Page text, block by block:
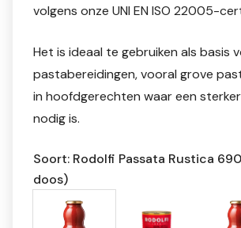
volgens onze UNI EN ISO 22005-
Het is ideaal te gebruiken als basis
pastabereidingen, vooral grove
in hoofdgerechten waar een
nodig is.
Soort: Rodolfi Passata Rustica
doos)